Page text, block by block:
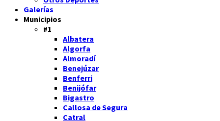
Galerías
Municipios
#1
Albatera
Algorfa
Almoradí
Benejúzar
Benferri
Benijófar
Bigastro
Callosa de Segura
Catral